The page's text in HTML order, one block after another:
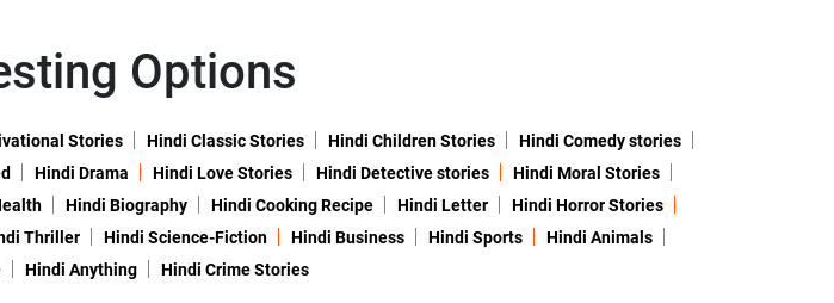
Options
Stories Hindi Classic Stories Hindi Children Stories
Hindi Comedy stories
Hindi Drama Hindi Love Stories Hindi Detective stories
Hindi Moral Stories
Hindi Biography Hindi Cooking Recipe Hindi Letter
Hindi Horror Stories
Thriller Hindi Science-Fiction Hindi Business Hindi Sports
Hindi Animals
Hindi Anything Hindi Crime Stories